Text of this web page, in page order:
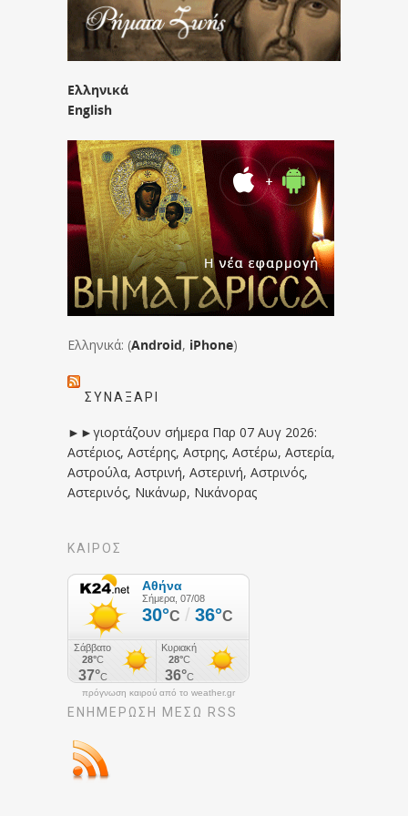
Ελληνικά
English
Ελληνικά: (Android, iPhone)
ΣΥΝΑΞΆΡΙ
►►γιορτάζουν σήμερα Παρ 07 Αυγ 2026:
Αστέριος, Αστέρης, Αστρης, Αστέρω, Αστερία,
Αστρούλα, Αστρινή, Αστερινή, Αστρινός,
Αστερινός, Νικάνωρ, Νικάνορας
ΚΑΙΡΟΣ
πρόγνωση καιρού από το weather.gr
ΕΝΗΜΈΡΩΣΉ ΜΕΣΩ RSS